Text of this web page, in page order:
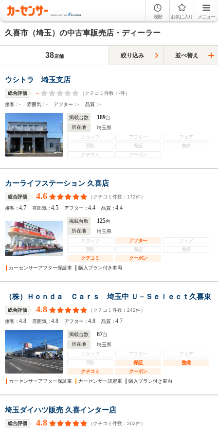
履歴 お気に入り メニュー
久喜市（埼玉）の中古車販売店・ディーラー
38店舗 絞り込み 並べ替え
ウシトラ 埼玉支店
総合評価 - （クチコミ件数： -件）
接客：- 雰囲気：- アフター：- 品質：-
掲載台数 189台
所在地
埼玉県
スタッフ
アフター
フェア
買取
保証
整備
クチコミ
クーポン
カーライフステーション 久喜店
総合評価 4.6 （クチコミ件数： 172件）
接客：4.7 雰囲気：4.5 アフター：4.4 品質：4.4
掲載台数 125台
所在地
埼玉県
スタッフ
アフター
フェア
買取
保証
整備
クチコミ
クーポン
カーセンサーアフター保証車
購入プラン付き車両
（株）Ｈｏｎｄａ Ｃａｒｓ 埼玉中 Ｕ－Ｓｅｌｅｃｔ久喜東
総合評価 4.8 （クチコミ件数： 242件）
接客：4.8 雰囲気：4.8 アフター：4.8 品質：4.7
掲載台数 87台
所在地
埼玉県
スタッフ
アフター
フェア
買取
保証
整備
クチコミ
クーポン
カーセンサーアフター保証車
カーセンサー認定車 購入プラン付き車両
埼玉ダイハツ販売 久喜インター店
総合評価 4.8 （クチコミ件数： 202件）